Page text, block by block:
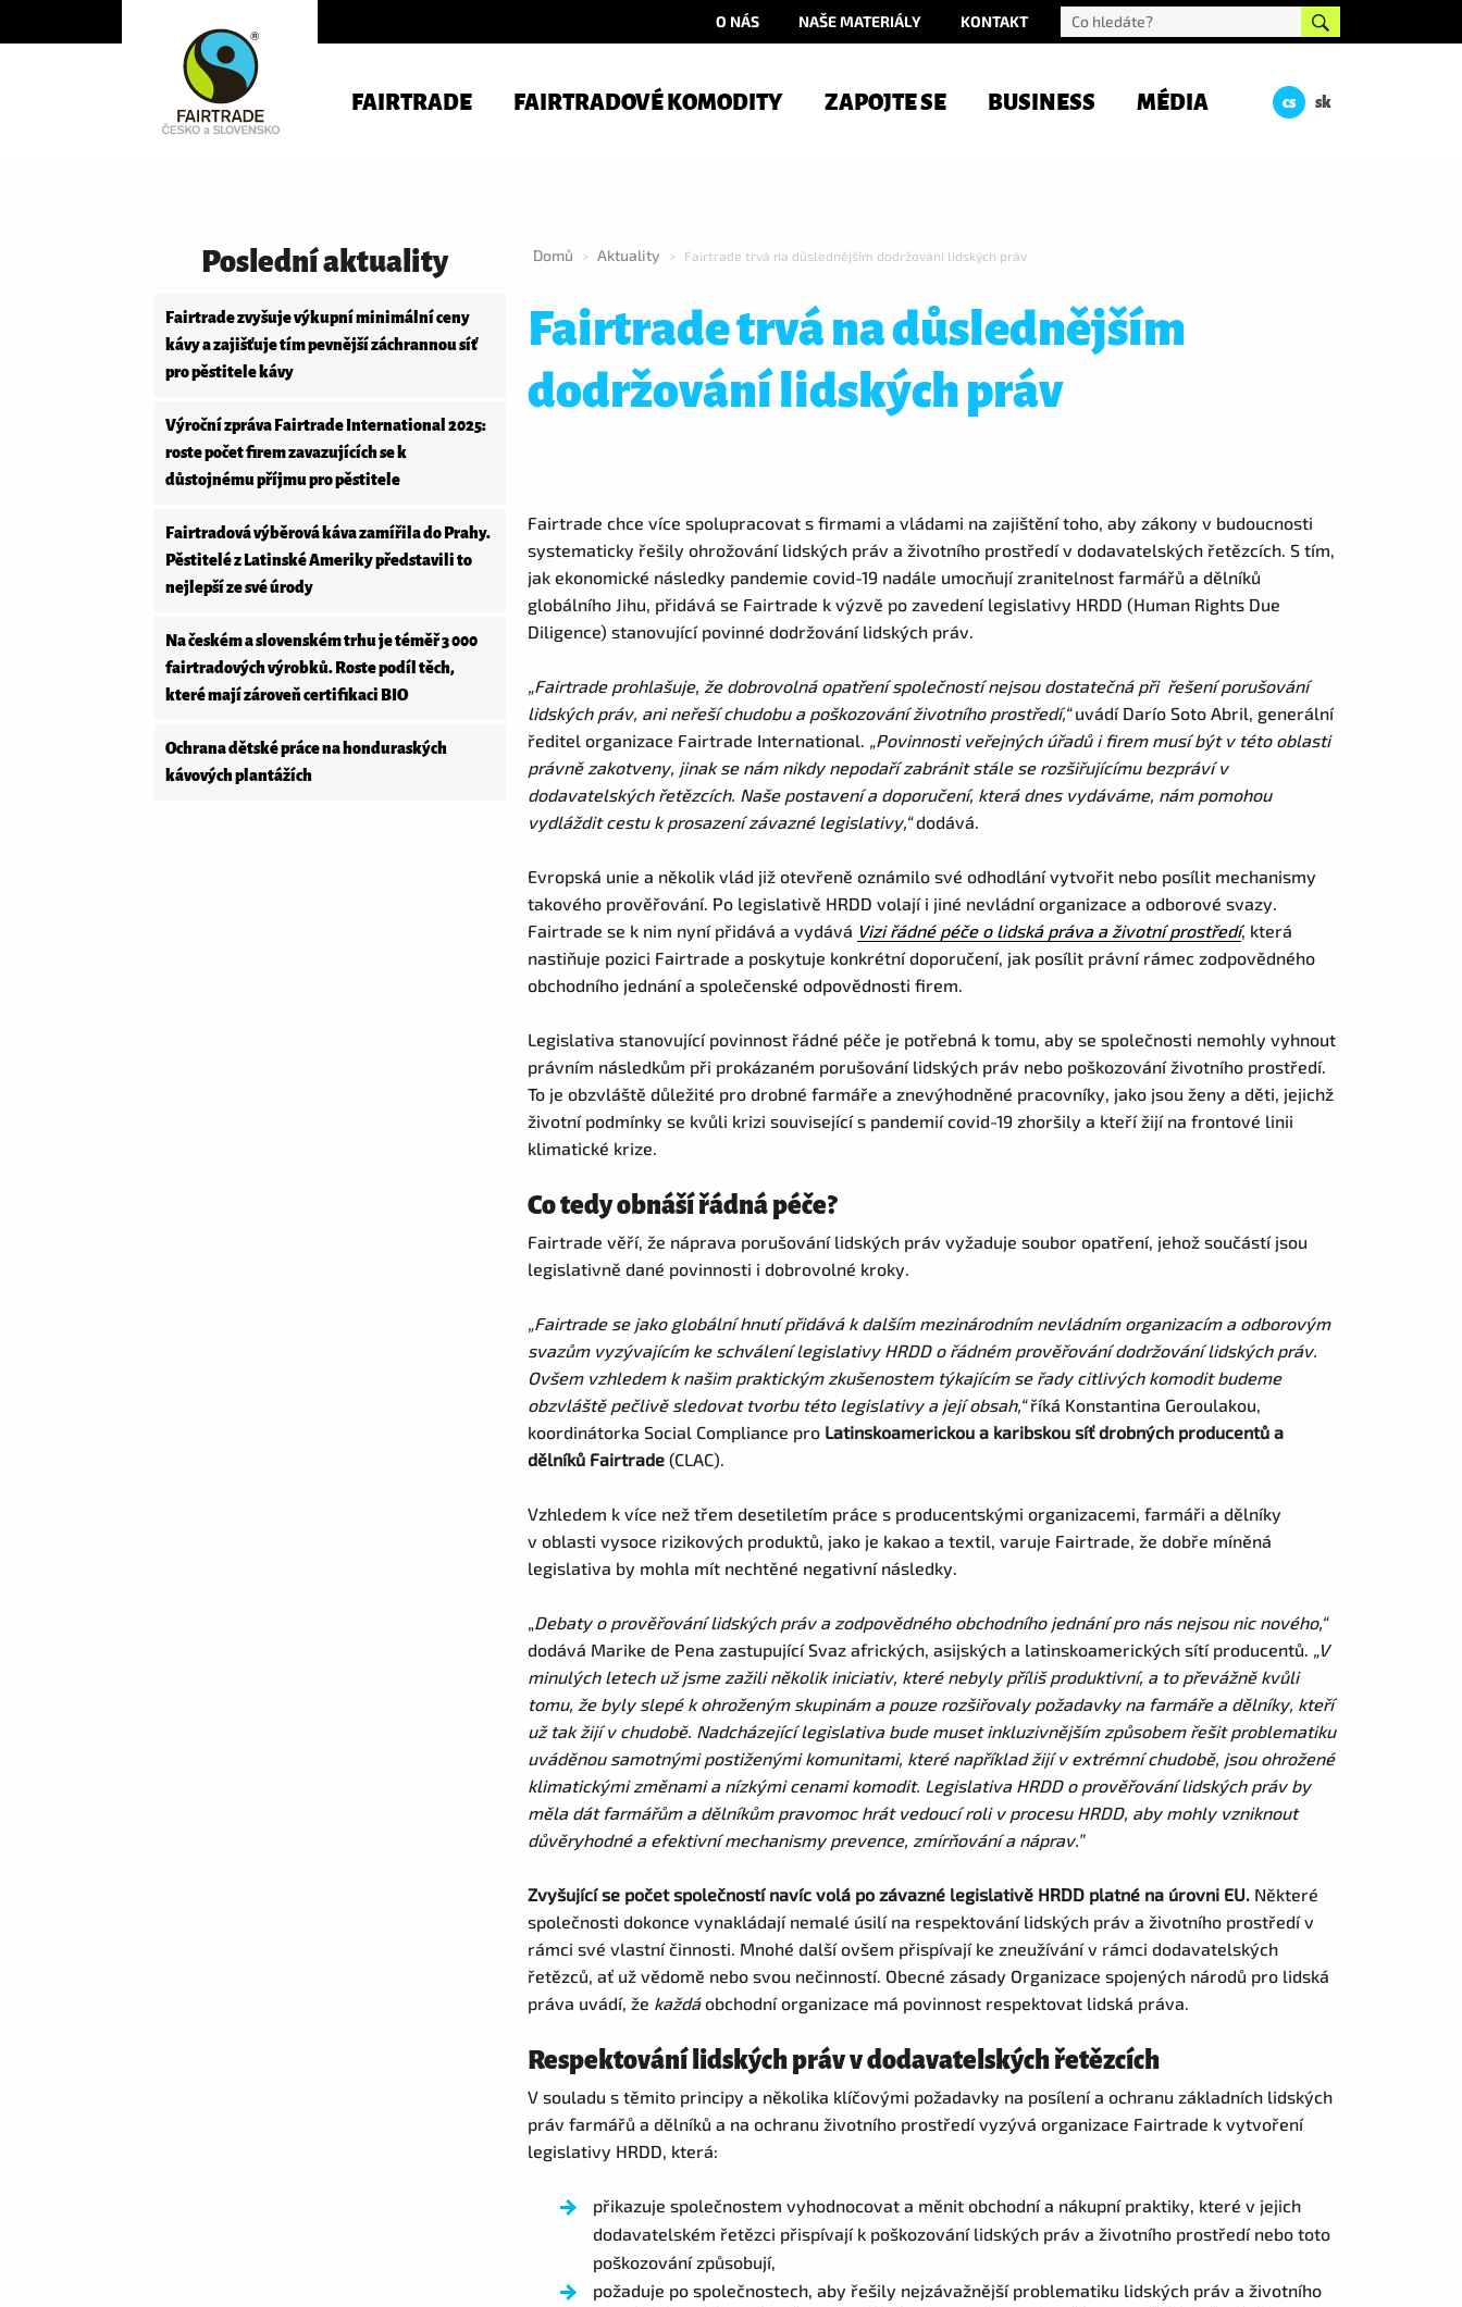
O NÁS NAŠE MATERIÁLY KONTAKT
FAIRTRADE FAIRTRADOVÉ KOMODITY ZAPOJTE SE BUSINESS MÉDIA cs sk
Poslední aktuality
Fairtrade zvyšuje výkupní minimální ceny
kávy a zajišťuje tím pevnější záchrannou síť
pro pěstitele kávy
Výroční zpráva Fairtrade International 2025:
roste počet firem zavazujících se k
důstojnému příjmu pro pěstitele
Fairtradová výběrová káva zamířila do Prahy.
Pěstitelé z Latinské Ameriky představili to
nejlepší ze své úrody
Na českém a slovenském trhu je téměř 3 000
fairtradových výrobků. Roste podíl těch,
které mají zároveň certifikaci BIO
Ochrana dětské práce na honduraských
kávových plantážích
Domů > Aktuality > Fairtrade trvá na důslednějším dodržování lidských práv
Fairtrade trvá na důslednějším
dodržování lidských práv
Fairtrade chce více spolupracovat s firmami a vládami na zajištění toho, aby zákony v budoucnosti
systematicky řešily ohrožování lidských práv a životního prostředí v dodavatelských řetězcích. S tím,
jak ekonomické následky pandemie covid-19 nadále umocňují zranitelnost farmářů a dělníků
globálního Jihu, přidává se Fairtrade k výzvě po zavedení legislativy HRDD (Human Rights Due
Diligence) stanovující povinné dodržování lidských práv.
„Fairtrade prohlašuje, že dobrovolná opatření společností nejsou dostatečná při řešení porušování
lidských práv, ani neřeší chudobu a poškozování životního prostředí,“uvádí Darío Soto Abril, generální
ředitel organizace Fairtrade International. „Povinnosti veřejných úřadů i firem musí být v této oblasti
právně zakotveny, jinak se nám nikdy nepodaří zabránit stále se rozšiřujícímu bezpráví v
dodavatelských řetězcích. Naše postavení a doporučení, která dnes vydáváme, nám pomohou
vydláždit cestu k prosazení závazné legislativy,“dodává.
Evropská unie a několik vlád již otevřeně oznámilo své odhodlání vytvořit nebo posílit mechanismy
takového prověřování. Po legislativě HRDD volají i jiné nevládní organizace a odborové svazy.
Fairtrade se k nim nyní přidává a vydává Vizi řádné péče o lidská práva a životní prostředí, která
nastiňuje pozici Fairtrade a poskytuje konkrétní doporučení, jak posílit právní rámec zodpovědného
obchodního jednání a společenské odpovědnosti firem.
Legislativa stanovující povinnost řádné péče je potřebná k tomu, aby se společnosti nemohly vyhnout
právním následkům při prokázaném porušování lidských práv nebo poškozování životního prostředí.
To je obzvláště důležité pro drobné farmáře a znevýhodněné pracovníky, jako jsou ženy a děti, jejichž
životní podmínky se kvůli krizi související s pandemií covid-19 zhoršily a kteří žijí na frontové linii
klimatické krize.
Co tedy obnáší řádná péče?
Fairtrade věří, že náprava porušování lidských práv vyžaduje soubor opatření, jehož součástí jsou
legislativně dané povinnosti i dobrovolné kroky.
„Fairtrade se jako globální hnutí přidává k dalším mezinárodním nevládním organizacím a odborovým
svazům vyzývajícím ke schválení legislativy HRDD o řádném prověřování dodržování lidských práv.
Ovšem vzhledem k našim praktickým zkušenostem týkajícím se řady citlivých komodit budeme
obzvláště pečlivě sledovat tvorbu této legislativy a její obsah,“říká Konstantina Geroulakou,
koordinátorka Social Compliance pro Latinskoamerickou a karibskou síť drobných producentů a
dělníků Fairtrade (CLAC).
Vzhledem k více než třem desetiletím práce s producentskými organizacemi, farmáři a dělníky
v oblasti vysoce rizikových produktů, jako je kakao a textil, varuje Fairtrade, že dobře míněná
legislativa by mohla mít nechtěné negativní následky.
„Debaty o prověřování lidských práv a zodpovědného obchodního jednání pro nás nejsou nic nového,“
dodává Marike de Pena zastupující Svaz afrických, asijských a latinskoamerických sítí producentů. „V
minulých letech už jsme zažili několik iniciativ, které nebyly příliš produktivní, a to převážně kvůli
tomu, že byly slepé k ohroženým skupinám a pouze rozšiřovaly požadavky na farmáře a dělníky, kteří
už tak žijí v chudobě. Nadcházející legislativa bude muset inkluzivnějším způsobem řešit problematiku
uváděnou samotnými postiženými komunitami, které například žijí v extrémní chudobě, jsou ohrožené
klimatickými změnami a nízkými cenami komodit. Legislativa HRDD o prověřování lidských práv by
měla dát farmářům a dělníkům pravomoc hrát vedoucí roli v procesu HRDD, aby mohly vzniknout
důvěryhodné a efektivní mechanismy prevence, zmírňování a náprav.”
Zvyšující se počet společností navíc volá po závazné legislativě HRDD platné na úrovni EU. Některé
společnosti dokonce vynakládají nemalé úsilí na respektování lidských práv a životního prostředí v
rámci své vlastní činnosti. Mnohé další ovšem přispívají ke zneužívání v rámci dodavatelských
řetězců, ať už vědomě nebo svou nečinností. Obecné zásady Organizace spojených národů pro lidská
práva uvádí, že každáobchodní organizace má povinnost respektovat lidská práva.
Respektování lidských práv v dodavatelských řetězcích
V souladu s těmito principy a několika klíčovými požadavky na posílení a ochranu základních lidských
práv farmářů a dělníků a na ochranu životního prostředí vyzývá organizace Fairtrade k vytvoření
legislativy HRDD, která:
přikazuje společnostem vyhodnocovat a měnit obchodní a nákupní praktiky, které v jejich
dodavatelském řetězci přispívají k poškozování lidských práv a životního prostředí nebo toto
poškozování způsobují,
požaduje po společnostech, aby řešily nejzávažnější problematiku lidských práv a životního